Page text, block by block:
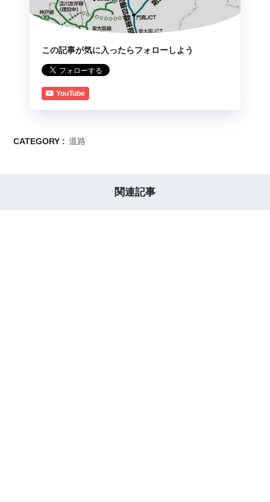
この記事が気に入ったらフォローしよう
YouTube
CATEGORY : 道路
関連記事